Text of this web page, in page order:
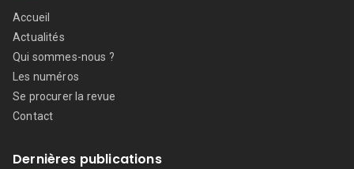
Accueil
Actualités
Qui sommes-nous ?
Les numéros
Se procurer la revue
Contact
Dernières publications